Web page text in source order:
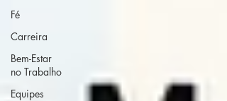
Fé
Carreira
Bem-Estar
no Trabalho
Equipes